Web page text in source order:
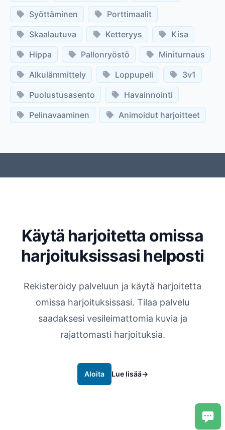
Syöttäminen
Porttimaalit
Skaalautuva
Ketteryys
Kisa
Hippa
Pallonryöstö
Miniturnaus
Alkulämmittely
Loppupeli
3v1
Puolustusasento
Havainnointi
Pelinavaaminen
Animoidut harjoitteet
Käytä harjoitetta omissa
harjoituksissasi helposti
Rekisteröidy palveluun ja käytä harjoitetta
omissa harjoituksissasi. Tilaa palvelu
saadaksesi vesileimattomia kuvia ja
rajattomasti harjoituksia.
Aloita Lue lisää→